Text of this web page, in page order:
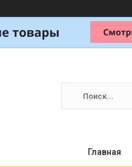
Главная